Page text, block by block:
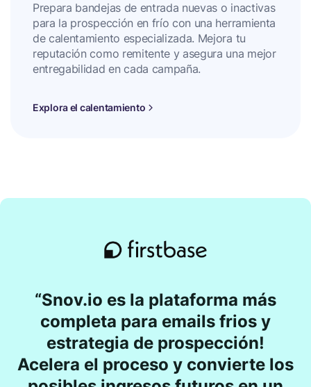
Prepara bandejas de entrada nuevas o inactivas
para la prospección en frío con una herramienta
de calentamiento especializada. Mejora tu
reputación como remitente y asegura una mejor
entregabilidad en cada campaña.
Explora el calentamiento
“Snov.io es la plataforma más
completa para emails frios y
estrategia de prospección!
Acelera el proceso y convierte los